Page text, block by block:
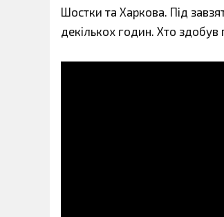
Шостки та Харкова. Під
декількох годин. Хто